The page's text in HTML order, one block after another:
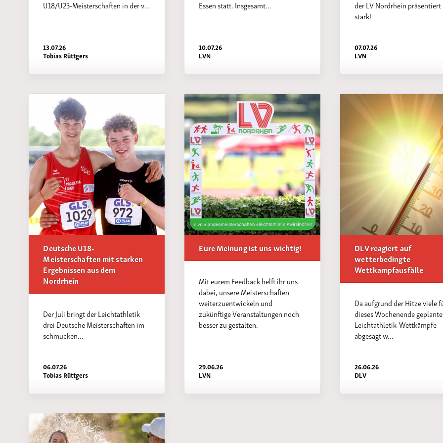
U18/U23-Meisterschaften in der v…
13.07.26
Tobias Rüttgers
Essen statt. Insgesamt…
10.07.26
LVN
der LV Nordrhein
stark!
07.07.26
LVN
Deutsche U18-
Meisterschaften mit starken
Ergebnissen aus dem
Nordrhein
Der Juli bringt der Leichtathletik
drei Deutsche Meisterschaften im
schmucken…
06.07.26
Tobias Rüttgers
Eure Meinung ist uns wichtig!
Mit eurem Feedback helft ihr uns
dabei, unsere Meisterschaften
weiterzuentwickeln und
zukünftige Veranstaltungen noch
besser zu gestalten.
29.06.26
LVN
DLV reagiert auf
wetterbedingte
Wettkampfausfälle
Da aufgrund der Hitze viele
dieses Wochenende geplante
Leichtathletik-Wettkämpfe
abgesagt w…
26.06.26
DLV